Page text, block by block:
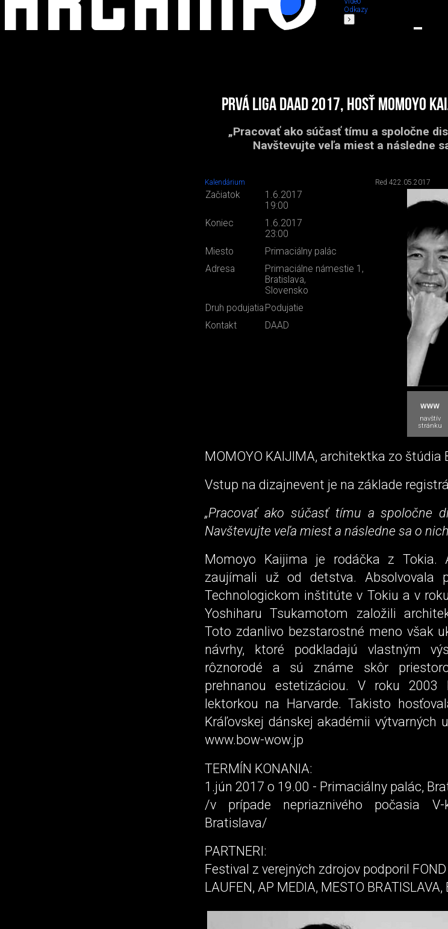
Odkazy
Prvá liga DAAD 2017, hosť Momoyo
„Pracovať ako súčasť tímu a spoločne
Navštevujte veľa miest a následne
Kalendárium Red 422.05.2017
Začiatok
1.6.2017
19:00
Koniec
1.6.2017
23:00
Miesto
Primaciálny palác
Adresa
Primaciálne námestie 1,
Bratislava,
Slovensko
Druh podujatia Podujatie
Kontakt
DAAD
navštív
stránku
MOMOYO KAIJIMA, architektka zo štúdia
Vstup na dizajnevent je na základe
„Pracovať ako súčasť tímu a spoločne
Navštevujte veľa miest a následne sa o
Momoyo Kaijima je rodáčka z Tokia.
zaujímali už od detstva. Absolvovala
Technologickom inštitúte v Tokiu a v
Yoshiharu Tsukamotom založili
Toto zdanlivo bezstarostné meno však
návrhy, ktoré podkladajú vlastným
rôznorodé a sú známe skôr
prehnanou estetizáciou. V roku 2003
lektorkou na Harvarde. Takisto
Kráľovskej dánskej akadémii výtvarných
www.bow-wow.jp
TERMÍN KONANIA:
1.jún 2017 o 19.00 - Primaciálny palác,
/v prípade nepriaznivého počasia
Bratislava/
PARTNERI:
Festival z verejných zdrojov podporil
LAUFEN, AP MEDIA, MESTO BRATISLAVA,